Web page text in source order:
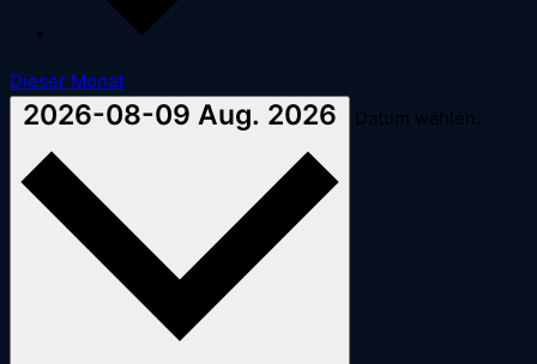
Dieser Monat
2026-08-09 Aug. 2026 Datum wählen.